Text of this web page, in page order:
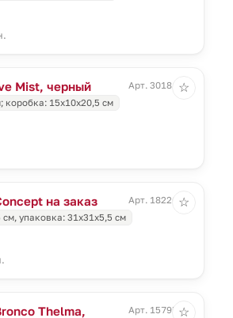
Mist, черный
Арт. 30181.30
коробка: 15х10х20,5 см
☆
на заказ
Арт. 18226.01
см, упаковка: 31х31х5,5 см
☆
Thelma,
Арт. 15795.30
☆